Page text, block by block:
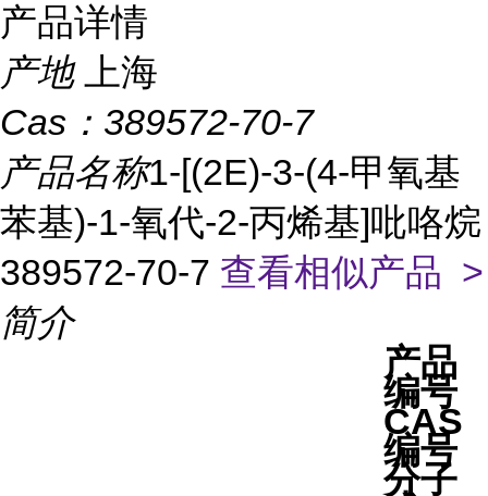
产品详情
产地
上海
Cas： 389572-70-7
产品名称1-[(2E)-3-(4-甲氧基
苯基)-1-氧代-2-丙烯基]吡咯烷
389572-70-7 查看相似产品 >
简介
产品
编号
CAS
编号
分子